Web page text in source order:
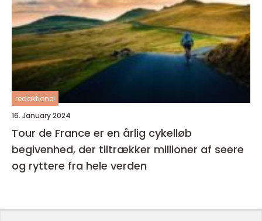
redaktionel
16. January 2024
Tour de France er en årlig cykelløb
begivenhed, der tiltrækker millioner af seere
og ryttere fra hele verden